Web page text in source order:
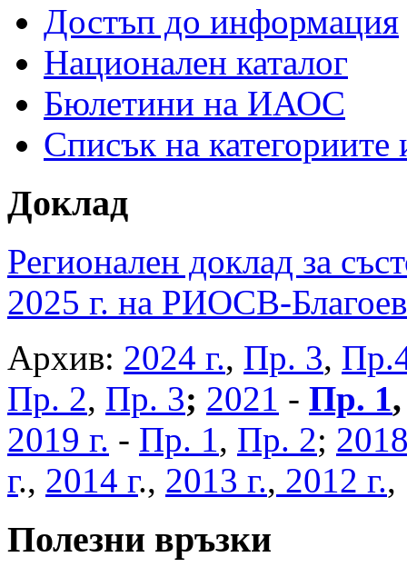
Достъп до информация
Национален каталог
Бюлетини на ИАОС
Списък на
Доклад
Регионален доклад за
2025 г. на РИОСВ-
Архив: 2024 г., Пр. 3,
Пр. 2, Пр. 3; 2021 - Пр. 1
2019 г. - Пр. 1, Пр. 2;
г., 2014 г., 2013 г., 2012 г.
Полезни връзки